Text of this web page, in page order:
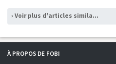
› Voir plus d'articles similaires
À PROPOS DE FOBI